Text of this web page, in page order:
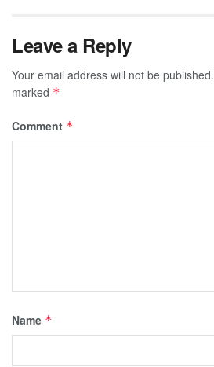
Leave a Reply
Your email address will not be published.
marked *
Comment *
Name *